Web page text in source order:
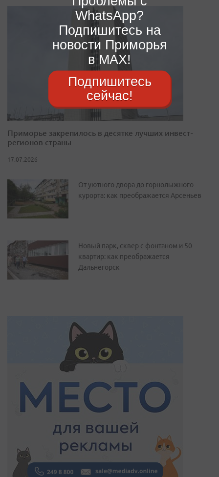
Приморье закрепилось в десятке лучших инвест-
регионов страны
17.07.2026
От уютного двора до горнолыжного
курорта: как преображается Арсеньев
Новый парк, сквер с фонтаном и 50
квартир: как преображается
Дальнегорск
WhatsApp?
Подпишитесь на
новости Приморья
в MAX!
Подпишитесь
сейчас!